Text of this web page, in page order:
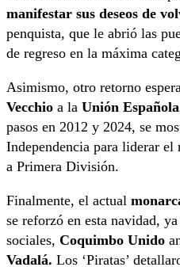
manifestar sus deseos de
penquista, que le abrió las
de regreso en la máxima
Asimismo, otro retorno
Vecchio a la Unión
pasos en 2012 y 2024, se
Independencia para liderar
a Primera División.
Finalmente, el actual
se reforzó en esta navidad,
sociales, Coquimbo Unido
Vadalá. Los ‘Piratas’